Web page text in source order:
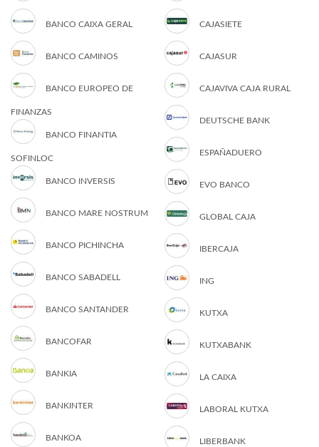
BANCO CAIXA GERAL
BANCO CAMINOS
BANCO EUROPEO DE
FINANZAS
BANCO FINANTIA
SOFINLOC
BANCO INVERSIS
BANCO MARE NOSTRUM
BANCO PICHINCHA
BANCO SABADELL
BANCO SANTANDER
BANCOFAR
BANKIA
BANKINTER
BANKOA
CAJASIETE
CAJASUR
CAJAVIVA CAJA RURAL
DEUTSCHE BANK
ESPAÑADUERO
EVO BANCO
GLOBAL CAJA
IBERCAJA
ING
KUTXA
KUTXABANK
LA CAIXA
LABORAL KUTXA
LIBERBANK